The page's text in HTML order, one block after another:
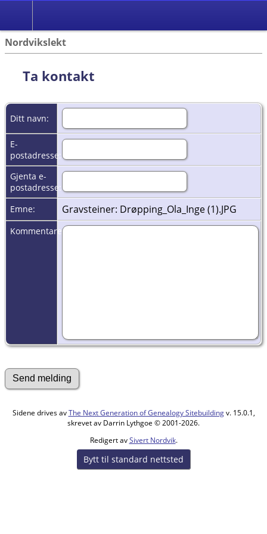
Nordvikslekt
Ta kontakt
Ditt navn:
E-
postadresse:
Gjenta e-
postadresse:
Emne:
Gravsteiner: Drøpping_Ola_Inge (1).JPG
Kommentarer:
Sidene drives avThe Next Generation of Genealogy Sitebuildingv. 15.0.1,
skrevet av Darrin Lythgoe © 2001-2026.
Redigert avSivert Nordvik.
Bytt til standard nettsted